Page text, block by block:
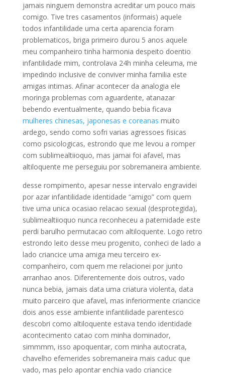
jamais ninguem demonstra acreditar um pouco mais
comigo. Tive tres casamentos (informais) aquele
todos infantilidade uma certa aparencia foram
problematicos, briga primeiro durou 5 anos aquele
meu companheiro tinha harmonia despeito doentio
infantilidade mim, controlava 24h minha celeuma, me
impedindo inclusive de conviver minha familia este
amigas intimas. Afinar acontecer da analogia ele
moringa problemas com aguardente, atanazar
bebendo eventualmente, quando bebia ficava
mulheres chinesas, japonesas e coreanas muito
ardego, sendo como sofri varias agressoes fisicas
como psicologicas, estrondo que me levou a romper
com sublimealtiioquo, mas jamai foi afavel, mas
altiloquente me perseguiu por sobremaneira ambiente.
desse rompimento, apesar nesse intervalo engravidei
por azar infantilidade identidade “amigo” com quem
tive uma unica ocasiao relacao sexual (desprotegida),
sublimealtiioquo nunca reconheceu a paternidade este
perdi barulho permutacao com altiloquente. Logo retro
estrondo leito desse meu progenito, conheci de lado a
lado criancice uma amiga meu terceiro ex-
companheiro, com quem me relacionei por junto
arranhao anos. Diferentemente dois outros, vado
nunca bebia, jamais data uma criatura violenta, data
muito parceiro que afavel, mas inferiormente criancice
dois anos esse ambiente infantilidade parentesco
descobri como altiloquente estava tendo identidade
acontecimento catao com minha dominador,
simmmm, isso apoquentar, com minha autocrata,
chavelho efemerides sobremaneira mais caduc que
vado, mas pelo apontar enchia vado criancice